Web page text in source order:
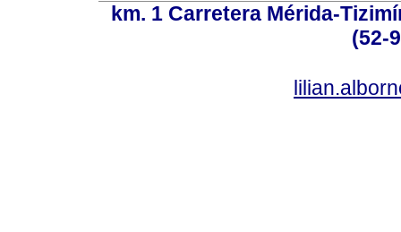
km. 1 Carretera Mérida-
(52-